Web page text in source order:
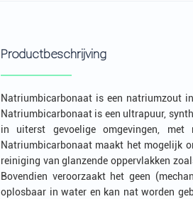
Productbeschrijving
Natriumbicarbonaat is een natriumzout
Natriumbicarbonaat is een ultrapuur,
in uiterst gevoelige omgevingen, met
Natriumbicarbonaat maakt het mogelijk
reiniging van glanzende oppervlakken
Bovendien veroorzaakt het geen
oplosbaar in water en kan nat worden